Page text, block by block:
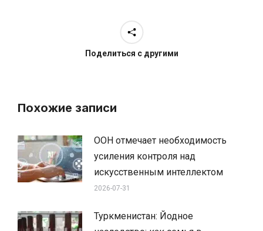
Поделиться с другими
Похожие записи
ООН отмечает необходимость
усиления контроля над
искусственным интеллектом
2026-07-31
Туркменистан: Йодное